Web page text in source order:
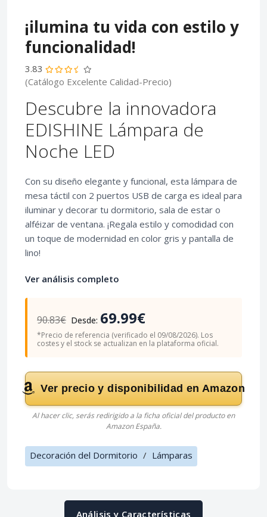
¡ilumina tu vida con estilo y
funcionalidad!
3.83
(Catálogo Excelente Calidad-Precio)
Descubre la innovadora
EDISHINE Lámpara de
Noche LED
Con su diseño elegante y funcional, esta lámpara de
mesa táctil con 2 puertos USB de carga es ideal para
iluminar y decorar tu dormitorio, sala de estar o
alféizar de ventana. ¡Regala estilo y comodidad con
un toque de modernidad en color gris y pantalla de
lino!
Ver análisis completo
90.83€ Desde: 69.99€
*Precio de referencia (verificado el 09/08/2026). Los
costes y el stock se actualizan en la plataforma oficial.
Ver precio y disponibilidad en Amazon
Al hacer clic, serás redirigido a la ficha oficial del producto en
Amazon España.
Decoración del Dormitorio / Lámparas
Análisis y Características